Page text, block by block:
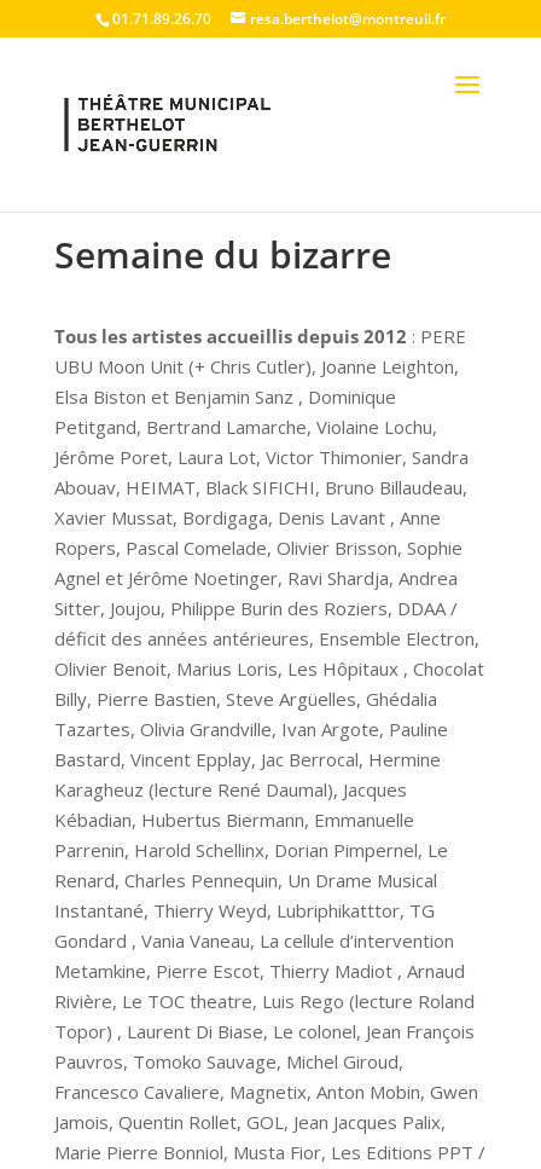
01.71.89.26.70 resa.berthelot@montreuil.fr
Semaine du bizarre
Tous les artistes accueillis depuis 2012 : PERE
UBU Moon Unit (+ Chris Cutler), Joanne Leighton,
Elsa Biston et Benjamin Sanz , Dominique
Petitgand, Bertrand Lamarche, Violaine Lochu,
Jérôme Poret, Laura Lot, Victor Thimonier, Sandra
Abouav, HEIMAT, Black SIFICHI, Bruno Billaudeau,
Xavier Mussat, Bordigaga, Denis Lavant , Anne
Ropers, Pascal Comelade, Olivier Brisson, Sophie
Agnel et Jérôme Noetinger, Ravi Shardja, Andrea
Sitter, Joujou, Philippe Burin des Roziers, DDAA /
déficit des années antérieures, Ensemble Electron,
Olivier Benoit, Marius Loris, Les Hôpitaux , Chocolat
Billy, Pierre Bastien, Steve Argüelles, Ghédalia
Tazartes, Olivia Grandville, Ivan Argote, Pauline
Bastard, Vincent Epplay, Jac Berrocal, Hermine
Karagheuz (lecture René Daumal), Jacques
Kébadian, Hubertus Biermann, Emmanuelle
Parrenin, Harold Schellinx, Dorian Pimpernel, Le
Renard, Charles Pennequin, Un Drame Musical
Instantané, Thierry Weyd, Lubriphikatttor, TG
Gondard , Vania Vaneau, La cellule d’intervention
Metamkine, Pierre Escot, Thierry Madiot , Arnaud
Rivière, Le TOC theatre, Luis Rego (lecture Roland
Topor) , Laurent Di Biase, Le colonel, Jean François
Pauvros, Tomoko Sauvage, Michel Giroud,
Francesco Cavaliere, Magnetix, Anton Mobin, Gwen
Jamois, Quentin Rollet, GOL, Jean Jacques Palix,
Marie Pierre Bonniol, Musta Fior, Les Editions PPT /